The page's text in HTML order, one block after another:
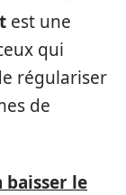
est une
qui
régulariser
de
baisser le